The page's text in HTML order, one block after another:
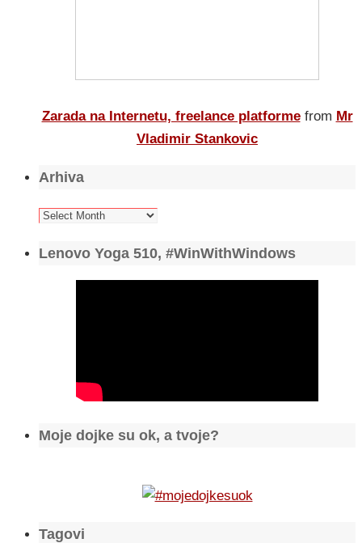
Zarada na Internetu, freelance platforme from Mr
Vladimir Stankovic
Arhiva
Arhiva
Lenovo Yoga 510, #WinWithWindows
Moje dojke su ok, a tvoje?
Tagovi